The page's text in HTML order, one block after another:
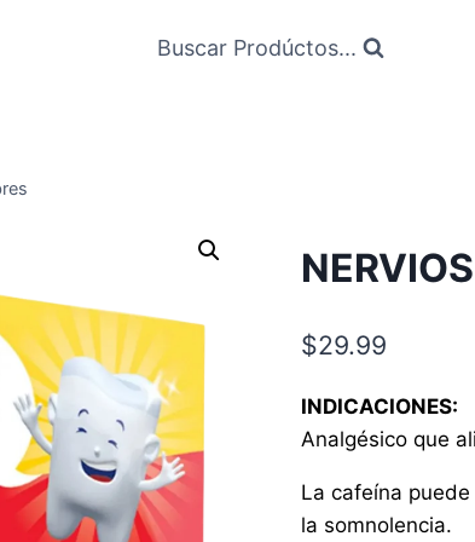
Buscar Prodúctos...
$29.99
INDICACIONES:
Analgésico que
La cafeína
la somnolencia.